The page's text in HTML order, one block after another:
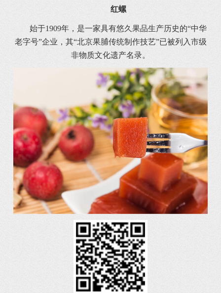
红螺
始于1909年，是一家具有悠久果品生产历史的“中华
老字号”企业，其“北京果脯传统制作技艺”已被列入市级
非物质文化遗产名录。